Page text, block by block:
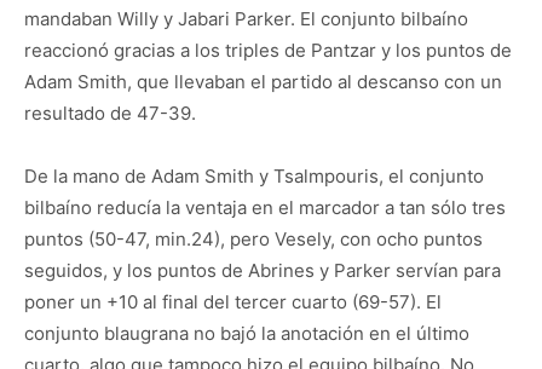
mandaban Willy y Jabari Parker. El conjunto bilbaíno
reaccionó gracias a los triples de Pantzar y los puntos de
Adam Smith, que llevaban el partido al descanso con un
resultado de 47-39.
De la mano de Adam Smith y Tsalmpouris, el conjunto
bilbaíno reducía la ventaja en el marcador a tan sólo tres
puntos (50-47, min.24), pero Vesely, con ocho puntos
seguidos, y los puntos de Abrines y Parker servían para
poner un +10 al final del tercer cuarto (69-57). El
conjunto blaugrana no bajó la anotación en el último